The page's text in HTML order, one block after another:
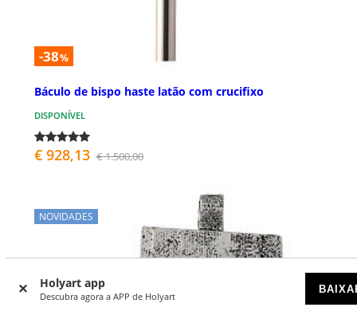
Holyart app
Descubra agora a APP de Holyart
-38%
Báculo de bispo haste latão com crucifixo
DISPONÍVEL
€ 928,13 € 1.500,00
NOVIDADES